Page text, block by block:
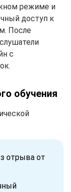
режиме и
доступ к
После
с
обучения
отрыва от